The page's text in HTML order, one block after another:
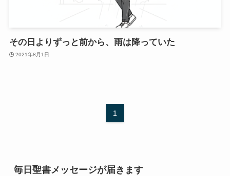
その日よりずっと前から、雨は降っていた
2021年8月1日
1
毎日聖書メッセージが届きます